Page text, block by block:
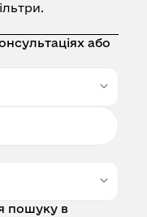
або
пошуку в